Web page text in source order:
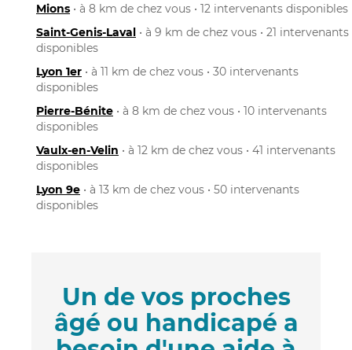
Mions • à 8 km de chez vous • 12 intervenants disponibles
Saint-Genis-Laval • à 9 km de chez vous • 21 intervenants
disponibles
Lyon 1er • à 11 km de chez vous • 30 intervenants
disponibles
Pierre-Bénite • à 8 km de chez vous • 10 intervenants
disponibles
Vaulx-en-Velin • à 12 km de chez vous • 41 intervenants
disponibles
Lyon 9e • à 13 km de chez vous • 50 intervenants
disponibles
Un de vos proches
âgé ou handicapé a